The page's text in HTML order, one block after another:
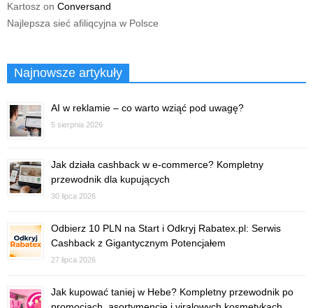
Kartosz on Conversand
Najlepsza sieć afiliqcyjna w Polsce
Najnowsze artykuły
AI w reklamie – co warto wziąć pod uwagę?
5 sierpnia 2026
Jak działa cashback w e-commerce? Kompletny
przewodnik dla kupujących
30 lipca 2026
Odbierz 10 PLN na Start i Odkryj Rabatex.pl: Serwis
Cashback z Gigantycznym Potencjałem
27 lipca 2026
Jak kupować taniej w Hebe? Kompletny przewodnik po